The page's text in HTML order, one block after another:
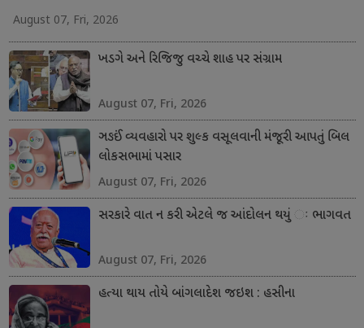
August 07, Fri, 2026
ખડગે અને રિજિજુ વચ્ચે શાહ પર સંગ્રામ
August 07, Fri, 2026
ઞઙઈં વ્યવહારો પર શુલ્ક વસૂલવાની મંજૂરી આપતું બિલ
લોકસભામાં પસાર
August 07, Fri, 2026
સરકારે વાત ન કરી એટલે જ આંદોલન થયું ઃ ભાગવત
August 07, Fri, 2026
હત્યા થાય તોયે બાંગલાદેશ જઇશ : હસીના